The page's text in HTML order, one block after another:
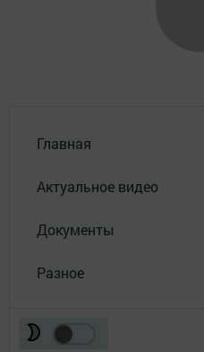
Главная
Актуальное видео
Документы
Разное